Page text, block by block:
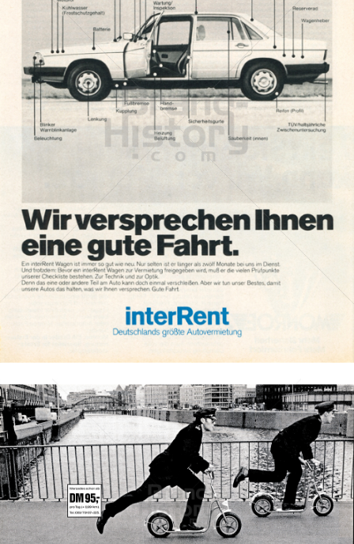
interRent Immobilien GmbH
SIXT Autovermietung e-Sixt GmbH & Co. KG 1990